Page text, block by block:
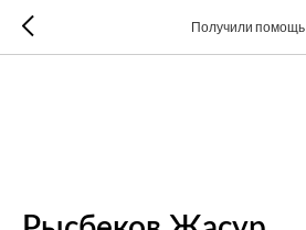
Получили помощь